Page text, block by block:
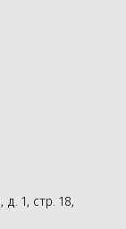
д. 1, стр. 18,